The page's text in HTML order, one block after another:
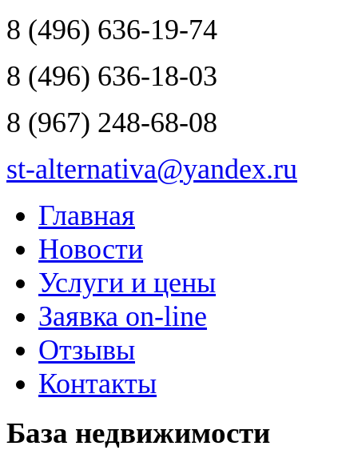
8 (496) 636-19-74
8 (496) 636-18-03
8 (967) 248-68-08
st-alternativa@yandex.ru
Главная
Новости
Услуги и цены
Заявка on-line
Отзывы
Контакты
База недвижимости